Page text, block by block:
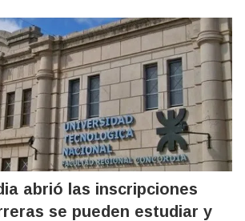
abrió las inscripciones
se pueden estudiar y